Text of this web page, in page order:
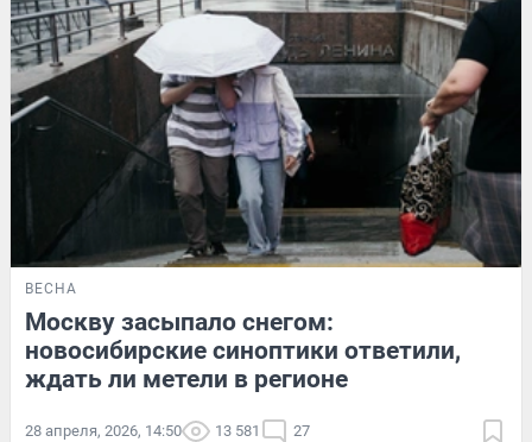
ВЕСНА
Москву засыпало снегом:
новосибирские синоптики ответили,
ждать ли метели в регионе
28 апреля, 2026, 14:50 13 581 27